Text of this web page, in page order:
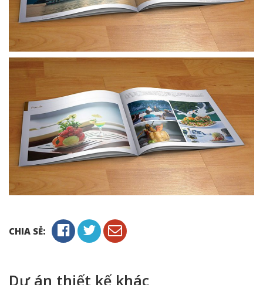
CHIA SẺ:
Dự án thiết kế khác